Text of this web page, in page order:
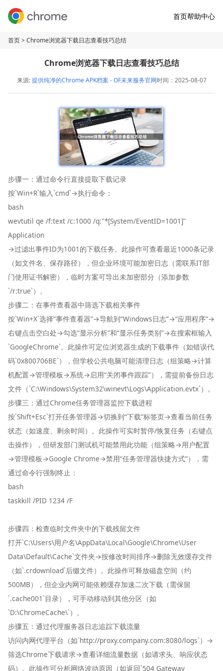
首页帮助中心
首页> Chrome浏览器下载日志查看技巧总结
Chrome浏览器下载日志查看技巧总结
来源:提供纯净的Chrome APK档案 - OF未来服务官网时间：2025-08-07
步骤一：通过命令行直接提取下载记录
按`Win+R`输入`cmd`→执行命令：
bash
wevtutil qe /f:text /c:1000 /q:"*[System/EventID=1001]"
Application
→过滤出事件ID为1001的下载任务。此操作可查看最近1000条记录
（如文件名、保存路径），但企业环境可能加密日志（需联系IT部
门使用证书解密），临时方案可导出未加密部分（添加参数
`/r:true`）。
步骤二：在事件查看器中筛选下载相关事件
按`Win+X`选择“事件查看器”→导航到“Windows日志”→“应用程序”→
右键点击空白处→勾选“显示分析”和“显示任务类别”→在搜索框输入
`GoogleChrome`。此操作可定位浏览器生成的下载事件（如错误代
码`0x800706BE`），但学校公共电脑可能清理日志（组策略→计算
机配置→管理模板→系统→启用“关闭事件跟踪”），需提前备份日志
文件（`C:\Windows\System32\winevt\Logs\Application.evtx`）。
步骤三：通过Chrome任务管理器监控下载进程
按`Shift+Esc`打开任务管理器→切换到“下载”标签页→查看当前任务
状态（如速度、剩余时间）。此操作可实时暂停/恢复任务（右键点
击操作），但研发部门测试机可能禁用此功能（组策略→用户配置
→管理模板→Google Chrome→禁用“任务管理器快捷方式”），需
通过命令行强制终止：
bash
taskkill /PID 1234 /F
步骤四：检查临时文件夹中的下载残留文件
打开`C:\Users\用户名\AppData\Local\Google\Chrome\User
Data\Default\Cache`文件夹→按修改时间排序→删除无效缓存文件
（如`.crdownload`后缀文件）。此操作可释放磁盘空间（约
500MB），但企业内网可能依赖缓存加速二次下载（需保留
`.cache001`目录），可手动移动到其他分区（如
`D:\ChromeCache\`）。
步骤五：通过代理服务器日志追踪下载流量
访问内网代理平台（如`http://proxy.company.com:8080/logs`）→
筛选Chrome下载请求→查看详细流量数据（如请求头、响应状态
码）。此操作可分析网络波动原因（如返回`504 Gateway